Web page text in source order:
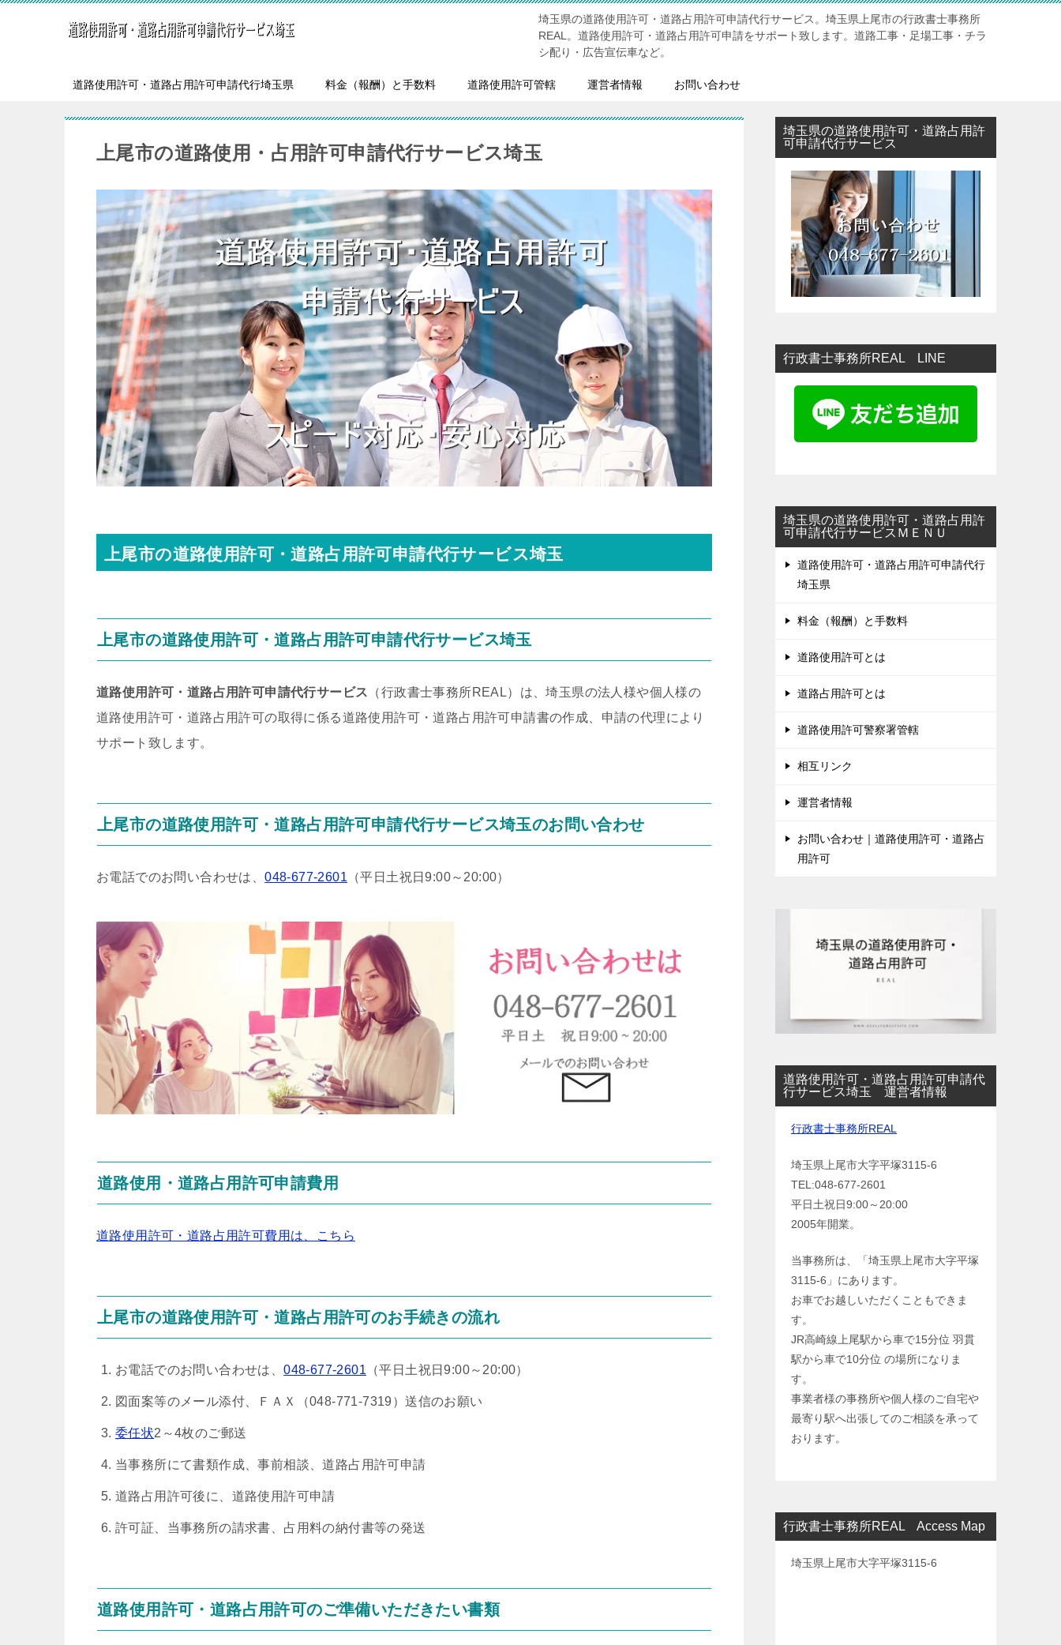
埼玉県の道路使用許可・道路占用許可申請代行サービス。埼玉県上尾市の行政書士事務所
REAL。道路使用許可・道路占用許可申請をサポート致します。道路工事・足場工事・チラ
シ配り・広告宣伝車など。
道路使用許可・道路占用許可申請代行埼玉県 料金（報酬）と手数料 道路使用許可管轄 運営者情報 お問い合わせ
上尾市の道路使用・占用許可申請代行サービス埼玉
上尾市の道路使用許可・道路占用許可申請代行サービス埼玉
上尾市の道路使用許可・道路占用許可申請代行サービス埼玉
道路使用許可・道路占用許可申請代行サービス （行政書士事務所REAL）は、埼玉県の法人様や個人様の
道路使用許可・道路占用許可の取得に係る道路使用許可・道路占用許可申請書の作成、申請の代理により
サポート致します。
上尾市の道路使用許可・道路占用許可申請代行サービス埼玉のお問い合わせ
お電話でのお問い合わせは、048-677-2601 （平日土祝日9:00～20:00）
道路使用・道路占用許可申請費用
道路使用許可・道路占用許可費用は、こちら
上尾市の道路使用許可・道路占用許可のお手続きの流れ
お電話でのお問い合わせは、048-677-2601 （平日土祝日9:00～20:00）
図面案等のメール添付、ＦＡＸ（048-771-7319）送信のお願い
委任状2～4枚のご郵送
当事務所にて書類作成、事前相談、道路占用許可申請
道路占用許可後に、道路使用許可申請
許可証、当事務所の請求書、占用料の納付書等の発送
道路使用許可・道路占用許可のご準備いただきたい書類
埼玉県の道路使用許可・道路占用許
可申請代行サービス
行政書士事務所REAL LINE
埼玉県の道路使用許可・道路占用許
可申請代行サービスＭＥＮＵ
道路使用許可・道路占用許可申請代行
埼玉県
料金（報酬）と手数料
道路使用許可とは
道路占用許可とは
道路使用許可警察署管轄
相互リンク
運営者情報
お問い合わせ｜道路使用許可・道路占
用許可
道路使用許可・道路占用許可申請代
行サービス埼玉 運営者情報
行政書士事務所REAL
埼玉県上尾市大字平塚3115-6
TEL:048-677-2601
平日土祝日9:00～20:00
2005年開業。
当事務所は、「埼玉県上尾市大字平塚
3115-6」にあります。
お車でお越しいただくこともできま
す。
JR高崎線上尾駅から車で15分位 羽貫
駅から車で10分位 の場所になりま
す。
事業者様の事務所や個人様のご自宅や
最寄り駅へ出張してのご相談を承って
おります。
行政書士事務所REAL Access Map
埼玉県上尾市大字平塚3115-6